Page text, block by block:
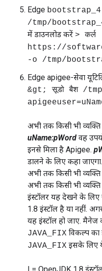
Edge
/tmp/
में डाउनलोड करें > कर्ल
https://
-o /tmp/
Edge apigee-सेवा
&gt; सूडो बैश /
अभी तक किसी भी
uName:pWord वह
इनसे मिला है Apigee.
डालने के लिए कहा जाएगा.
अभी तक किसी भी
अभी तक किसी भी
इंस्टॉलर यह देखने के
1.8 इंस्टॉल है या नहीं.
यह इंस्टॉल हो जाए. मैनेज
JAVA_FIX विकल्प का
JAVA_FIX इसके लिए